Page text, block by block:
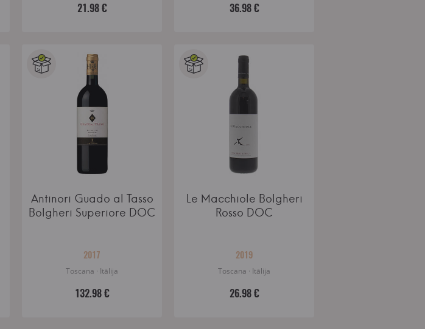
21.98 € 36.98 €
Antinori Guado al Tasso
Bolgheri Superiore DOC
2017
Toscana · Itālija
132.98 €
Le Macchiole Bolgheri
Rosso DOC
2019
Toscana · Itālija
26.98 €